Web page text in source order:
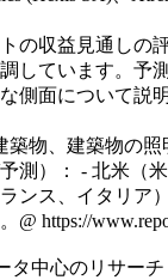
収益見通し
ています。予
側面について
築物、建築物の照
）： - 北米
ンス、イタリ
タ中心のリサ